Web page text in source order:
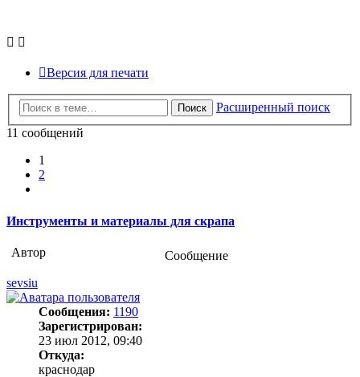
Версия для печати
Поиск
Расширенный поиск
11 сообщений
1
2
Инструменты и материалы для скрапа
Автор
Сообщение
sevsiu
Сообщения: 1190
Зарегистрирован:
23 июл 2012, 09:40
Откуда:
краснодар